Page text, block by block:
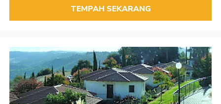
TEMPAH SEKARANG